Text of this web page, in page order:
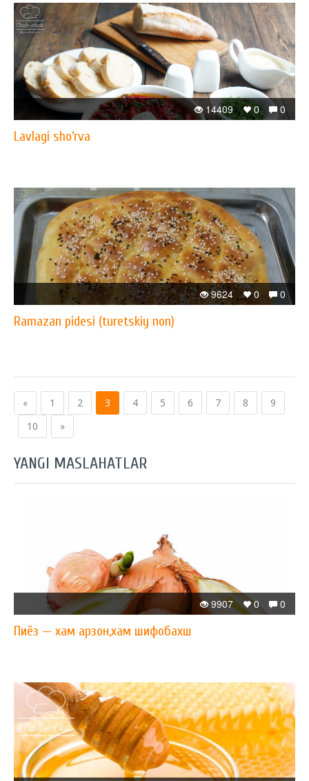
0
0
14409
Lavlagi sho‘rva
0
0
9624
Ramazan pidesi (turetskiy non)
« 1 2 3 4 5 6 7 8
9
10
»
YANGI MASLAHATLAR
0
0
9907
Пиёз — xам арзон,xам шифобахш